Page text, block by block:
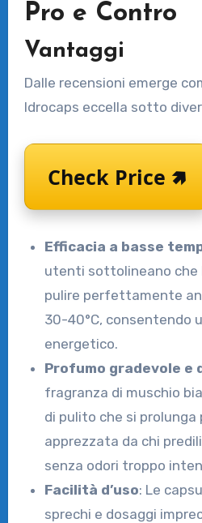
Pro e Contro
Vantaggi
Dalle recensioni emerge
Idrocaps eccella sotto
Check Price 🢅
Efficacia a basse
utenti sottolineano che
pulire perfettamente
30-40°C, consentendo
energetico.
Profumo gradevole e
fragranza di muschio
di pulito che si prolunga
apprezzata da chi
senza odori troppo
Facilità d’uso: Le
sprechi e dosaggi